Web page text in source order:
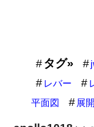
タグ»
レバー
平面図
展